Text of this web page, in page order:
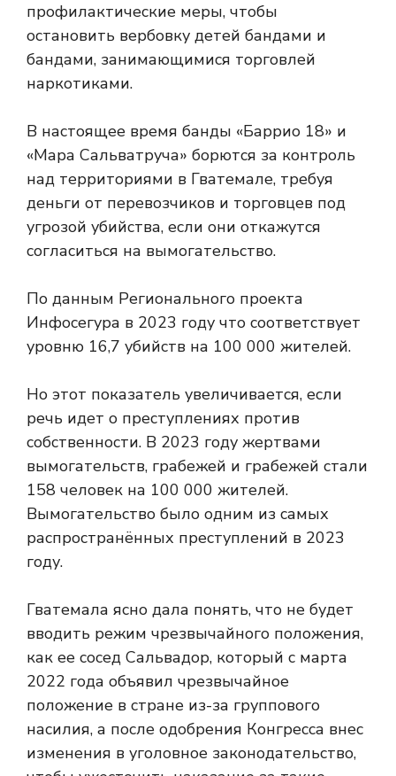
профилактические меры, чтобы
остановить вербовку детей бандами и
бандами, занимающимися торговлей
наркотиками.
В настоящее время банды «Баррио 18» и
«Мара Сальватруча» борются за контроль
над территориями в Гватемале, требуя
деньги от перевозчиков и торговцев под
угрозой убийства, если они откажутся
согласиться на вымогательство.
По данным Регионального проекта
Инфосегура в 2023 году что соответствует
уровню 16,7 убийств на 100 000 жителей.
Но этот показатель увеличивается, если
речь идет о преступлениях против
собственности. В 2023 году жертвами
вымогательств, грабежей и грабежей стали
158 человек на 100 000 жителей.
Вымогательство было одним из самых
распространённых преступлений в 2023
году.
Гватемала ясно дала понять, что не будет
вводить режим чрезвычайного положения,
как ее сосед Сальвадор, который с марта
2022 года объявил чрезвычайное
положение в стране из-за группового
насилия, а после одобрения Конгресса внес
изменения в уголовное законодательство,